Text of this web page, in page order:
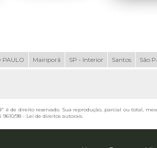
PAULO Mairiporã SP - Interior Santos São
" é de direito reservado. Sua reprodução, parcial ou total,
9610/98 - Lei de direitos autorais.